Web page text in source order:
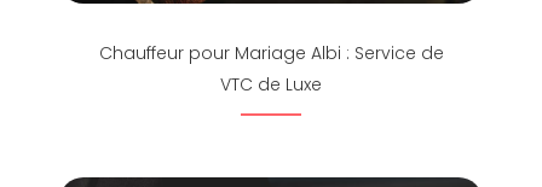
Chauffeur pour Mariage Albi : Service de
VTC de Luxe